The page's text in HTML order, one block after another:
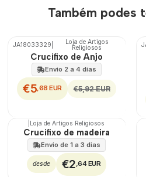
Também podes
DESCONTO
JA18033329 Loja de Artigos
Religiosos
Crucifixo de Anjo
Envio 2 a 4 dias
€5,68 EUR €5,92 EUR
Loja de Artigos Religiosos
Crucifixo de madeira
Envio de 1 a 3 dias
desde €2,64 EUR